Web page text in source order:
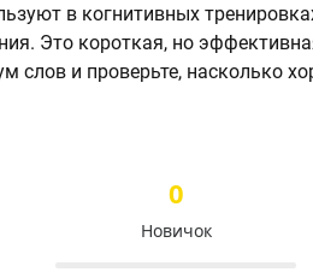
в когнитивных
Это короткая, но
слов и проверьте, насколько
0
Новичок